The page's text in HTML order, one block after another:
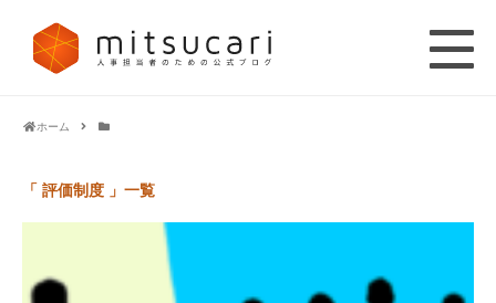
ホーム
「 評価制度 」一覧